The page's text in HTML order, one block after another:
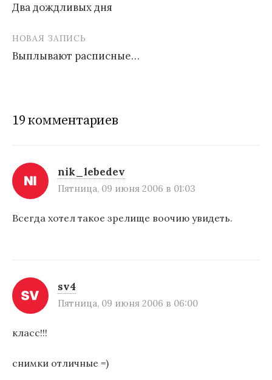
а
г
и
я
п
а
п
я
Два дождливых дня
НОВАЯ ЗАПИСЬ
Выплывают расписные…
19 комментариев
nik_lebedev
Пятница, 09 июня 2006 в 01:03
Всегда хотел такое зрелище воочию увидеть.
sv4
Пятница, 09 июня 2006 в 06:00
класс!!!
снимки отличные =)